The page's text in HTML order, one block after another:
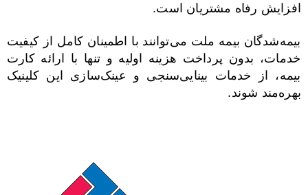
افزایش رفاه مشتریان است.
بیمه‌شدگان بیمه ملت می‌توانند با اطمینان کامل از کیفیت
خدمات، بدون پرداخت هزینه اولیه و تنها با ارائه کارت
بیمه، از خدمات بینایی‌سنجی و عینک‌سازی این کلینیک
بهره‌مند شوند.